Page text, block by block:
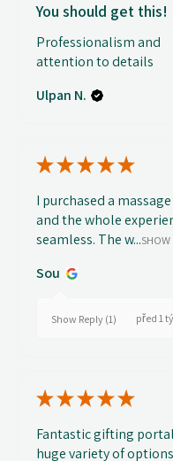
You should get this!
Professionalism and
attention to details
Ulpan N.
★★★★★
I purchased a
and the whole
seamless. The w...
Sou
Show Reply (1) před 1
★★★★★
Fantastic gifting
huge variety of